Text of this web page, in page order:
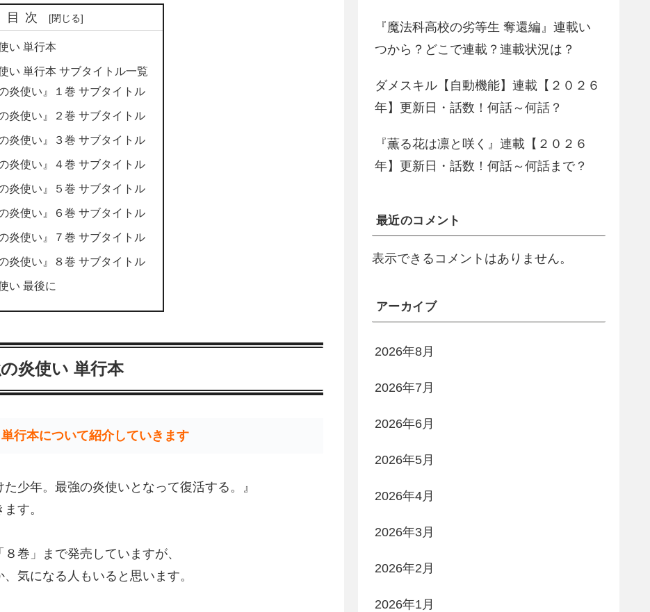
目次
い 単行本
い 単行本 サブタイトル一覧
の炎使い』１巻 サブタイトル
の炎使い』２巻 サブタイトル
の炎使い』３巻 サブタイトル
の炎使い』４巻 サブタイトル
の炎使い』５巻 サブタイトル
の炎使い』６巻 サブタイトル
の炎使い』７巻 サブタイトル
の炎使い』８巻 サブタイトル
い 最後に
炎使い 単行本
単行本について紹介していきます
少年。最強の炎使いとなって復活する。』
す。
巻」まで発売していますが、
気になる人もいると思います。
『魔法科高校の劣等生 奪還編』連載い
つから？どこで連載？連載状況は？
ダメスキル【自動機能】連載【２０２６
年】更新日・話数！何話～何話？
『薫る花は凛と咲く』連載【２０２６
年】更新日・話数！何話～何話まで？
最近のコメント
表示できるコメントはありません。
アーカイブ
2026年8月
2026年7月
2026年6月
2026年5月
2026年4月
2026年3月
2026年2月
2026年1月